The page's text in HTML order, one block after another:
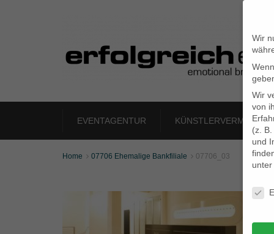
EVENTAGENTUR
Home  07706 Ehemalige Bankfiliale  07706_03
Wir
Wir
von
(z.
und
unter